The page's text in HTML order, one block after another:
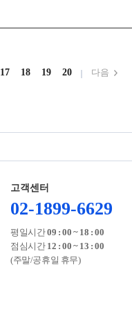
17 18 19 20 다음
고객센터
02-1899-6629
평일시간09 : 00 ~ 18 : 00
점심시간 12 : 00 ~ 13 : 00
(주말/공휴일 휴무)